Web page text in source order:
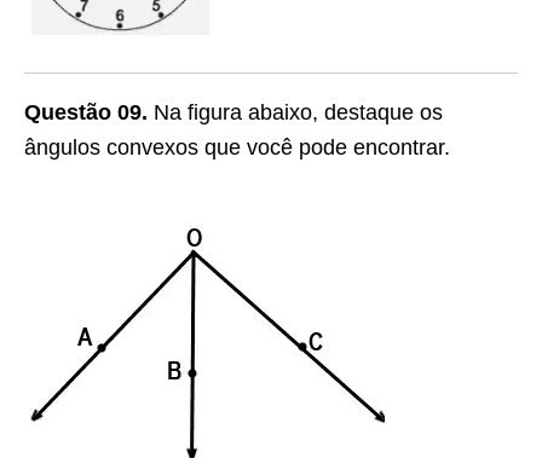
Questão 09. Na figura abaixo, destaque os
ângulos convexos que você pode encontrar.